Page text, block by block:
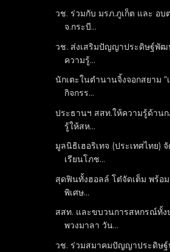
วช. ร่วมกับ มรภ.ภูเก็ต และ อบ
จ.กระบี...
วช. ส่งเสริมปัญญาประดิษฐ์พัฒ
ความรู้...
นักเตะในตำนานจิ้งจอกสยาม “
กิจกรร...
ประธานฯ สสท.ให้ความรู้ด้าน
รู้ให้สห...
มูลนิธิเฮอริเทจ (ประเทศไทย)
เรียนโภช...
สุดฟินทั้งฮอลล์ โต๋จัดเต็ม พร้อ
พิเศษ...
สสท. และขบวนการสหกรณ์ทั้ง
พวงมาลา วัน...
วช. ร่วมสมาคมปัญญาประดิษฐ์